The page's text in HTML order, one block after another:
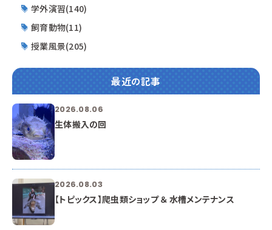
学外演習(140)
飼育動物(11)
授業風景(205)
最近の記事
2026.08.06
生体搬入の回
2026.08.03
【トピックス】爬虫類ショップ ＆ 水槽メンテナンス